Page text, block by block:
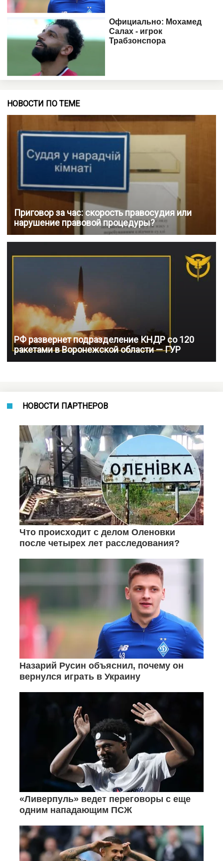
НОВОСТИ ПО ТЕМЕ
Приговор за час: скорость правосудия или
нарушение правовой процедуры?
РФ развернет подразделение КНДР со 120
ракетами в Воронежской области — ГУР
НОВОСТИ ПАРТНЕРОВ